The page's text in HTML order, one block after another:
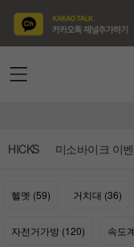
HICKS 미소바이크 이
헬멧 (59) 거치대 (36)
자전거가방 (120) 속도